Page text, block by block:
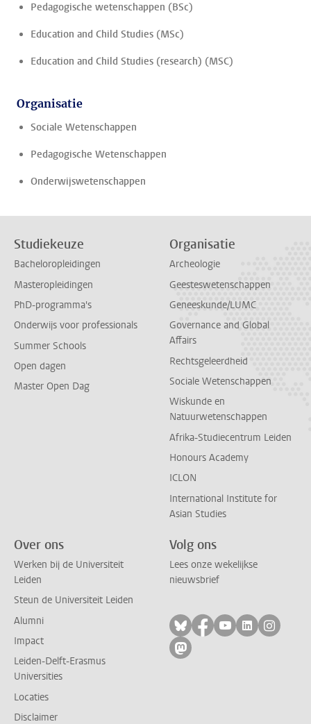
Pedagogische wetenschappen (BSc)
Education and Child Studies (MSc)
Education and Child Studies (research) (MSC)
Organisatie
Sociale Wetenschappen
Pedagogische Wetenschappen
Onderwijswetenschappen
Studiekeuze
Bacheloropleidingen
Masteropleidingen
PhD-programma's
Onderwijs voor professionals
Summer Schools
Open dagen
Master Open Dag
Organisatie
Archeologie
Geesteswetenschappen
Geneeskunde/LUMC
Governance and Global
Affairs
Rechtsgeleerdheid
Sociale Wetenschappen
Wiskunde en
Natuurwetenschappen
Afrika-Studiecentrum Leiden
Honours Academy
ICLON
International Institute for
Asian Studies
Over ons
Werken bij de Universiteit
Leiden
Steun de Universiteit Leiden
Alumni
Impact
Leiden-Delft-Erasmus
Universities
Locaties
Disclaimer
Volg ons
Lees onze wekelijkse
nieuwsbrief
Volg ons op bluesky
Volg ons op
Volg ons op
Volg ons
Volg
Volg ons op mastodon